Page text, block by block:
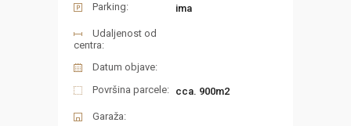
Parking:
ima
Udaljenost od
centra:
Datum objave:
Površina parcele: cca. 900m2
Garaža: